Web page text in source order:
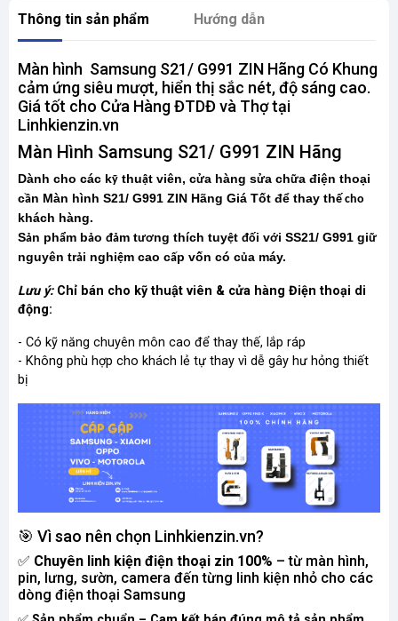
Thông tin sản phẩm Hướng dẫn
Màn hình Samsung S21/ G991 ZIN Hãng Có Khung
cảm ứng siêu mượt, hiển thị sắc nét, độ sáng cao.
Giá tốt cho Cửa Hàng ĐTDĐ và Thợ tại
Linhkienzin.vn
Màn Hình Samsung S21/ G991 ZIN Hãng
Dành cho các kỹ thuật viên, cửa hàng sửa chữa điện thoại
cần Màn hình S21/ G991 ZIN Hãng Giá Tốt để thay thế cho
khách hàng.
Sản phẩm bảo đảm tương thích tuyệt đối với SS21/ G991 giữ
nguyên trải nghiệm cao cấp vốn có của máy.
Lưu ý: Chỉ bán cho kỹ thuật viên & cửa hàng Điện thoại di
động:
- Có kỹ năng chuyên môn cao để thay thế, lắp ráp
- Không phù hợp cho khách lẻ tự thay vì dễ gây hư hỏng thiết
bị
🎯 Vì sao nên chọn Linhkienzin.vn?
✅ Chuyên linh kiện điện thoại zin 100% – từ màn hình,
pin, lưng, sườn, camera đến từng linh kiện nhỏ cho các
dòng điện thoại Samsung